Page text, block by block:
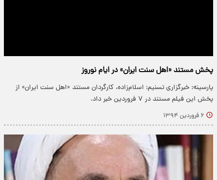
پخش مستند «اهل سنت ایران» در ایام نوروز
پارسینه: خبرگزاری تسنیم: اسلام‌زاده، کارگردان مستند «اهل سنت ایران» از
پخش این فیلم مستند در ۷ فروردین خبر داد.
۶ فروردین ۱۳۹۴